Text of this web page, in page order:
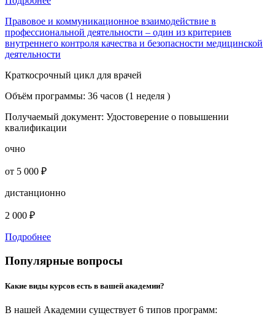
Правовое и коммуникационное взаимодействие в
профессиональной деятельности – один из критериев
внутреннего контроля качества и безопасности медицинской
деятельности
Краткосрочный цикл для врачей
Объём программы: 36 часов (1 неделя )
Получаемый документ: Удостоверение о повышении
квалификации
очно
от 5 000 ₽
дистанционно
2 000 ₽
Подробнее
Популярные вопросы
Какие виды курсов есть в вашей академии?
В нашей Академии существует 6 типов программ: